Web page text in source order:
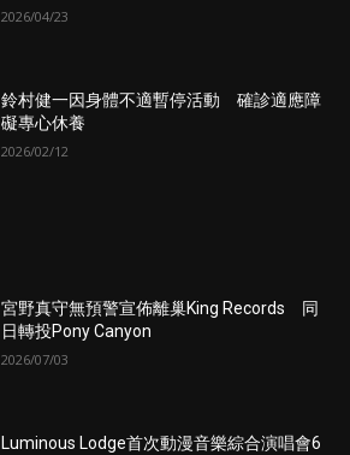
2026/04/23
鈴村健一因身體不適暫停活動 確診適應障
礙專心休養
2026/02/12
宮野真守無預警宣佈離巢King Records 同
日轉投Pony Canyon
2026/07/03
Luminous Lodge首次動漫音樂綜合演唱會6